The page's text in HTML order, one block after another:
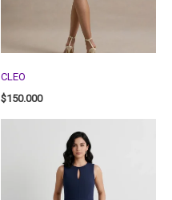
CLEO
$150.000